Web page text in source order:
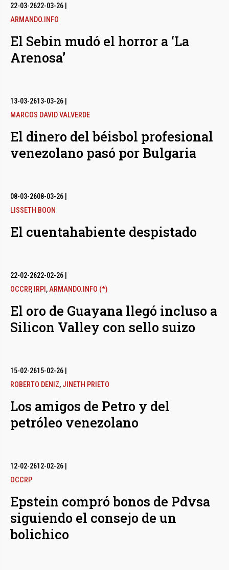
22-03-2622-03-26
ARMANDO.INFO
El Sebin mudó el horror a ‘La
Arenosa’
13-03-2613-03-26
MARCOS DAVID VALVERDE
El dinero del béisbol profesional
venezolano pasó por Bulgaria
08-03-2608-03-26
LISSETH BOON
El cuentahabiente despistado
22-02-2622-02-26
OCCRP, IRPI ,ARMANDO.INFO (*)
El oro de Guayana llegó incluso a
Silicon Valley con sello suizo
15-02-2615-02-26
ROBERTO DENIZ, JINETH PRIETO
Los amigos de Petro y del
petróleo venezolano
12-02-2612-02-26
OCCRP
Epstein compró bonos de Pdvsa
siguiendo el consejo de un
bolichico